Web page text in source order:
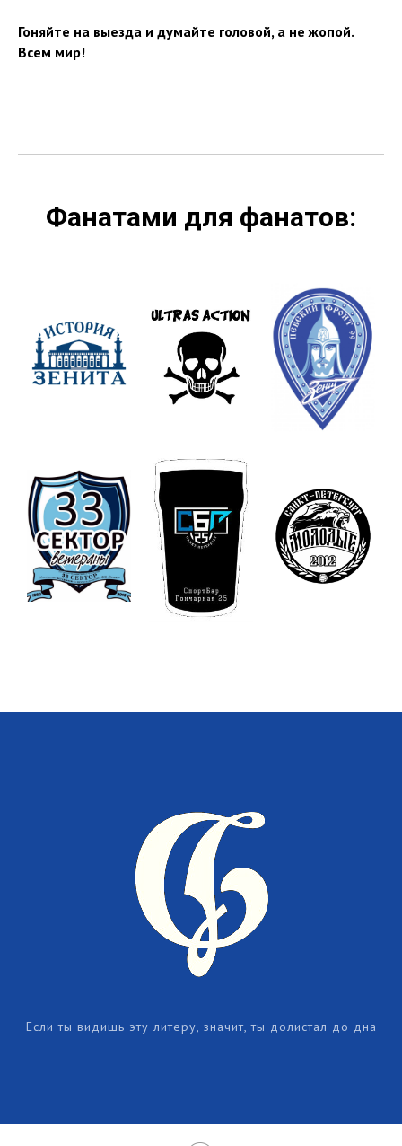
Гоняйте на выезда и думайте головой, а не жопой.
Всем мир!
Фанатами для фанатов:
Если ты видишь эту литеру, значит, ты долистал до дна